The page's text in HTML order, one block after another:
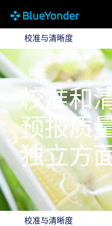
校准与清晰度
校准与清晰度
博客
校准和
预报质
独立方
校准与清晰度